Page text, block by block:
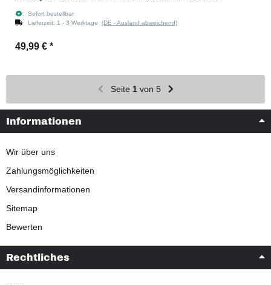
Sofort bestellbar
Lieferzeit: 1 - 3 Werktage (DE - Ausland abweichend)
49,99 € *
Seite 1von 5
Informationen
Wir über uns
Zahlungsmöglichkeiten
Versandinformationen
Sitemap
Bewerten
Rechtliches